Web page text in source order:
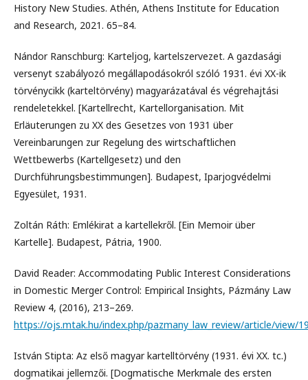
History New Studies. Athén, Athens Institute for Education
and Research, 2021. 65–84.
Nándor Ranschburg: Karteljog, kartelszervezet. A gazdasági
versenyt szabályozó megállapodásokról szóló 1931. évi XX-ik
törvénycikk (karteltörvény) magyarázatával és végrehajtási
rendeletekkel. [Kartellrecht, Kartellorganisation. Mit
Erläuterungen zu XX des Gesetzes von 1931 über
Vereinbarungen zur Regelung des wirtschaftlichen
Wettbewerbs (Kartellgesetz) und den
Durchführungsbestimmungen]. Budapest, Iparjogvédelmi
Egyesület, 1931.
Zoltán Ráth: Emlékirat a kartellekről. [Ein Memoir über
Kartelle]. Budapest, Pátria, 1900.
David Reader: Accommodating Public Interest Considerations
in Domestic Merger Control: Empirical Insights, Pázmány Law
Review 4, (2016), 213–269.
https://ojs.mtak.hu/index.php/pazmany_law_review/article/view/
István Stipta: Az első magyar kartelltörvény (1931. évi XX. tc.)
dogmatikai jellemzői. [Dogmatische Merkmale des ersten